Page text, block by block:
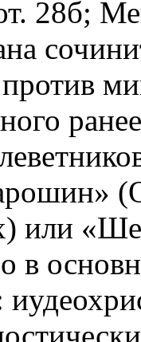
28б;
против
или
в